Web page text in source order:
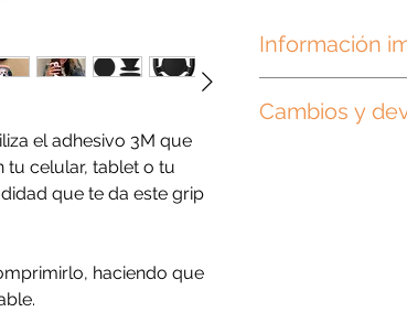
el adhesivo 3M que
tu celular, tablet o tu
que te da este grip
haciendo que
Información
mano y
Cambios y